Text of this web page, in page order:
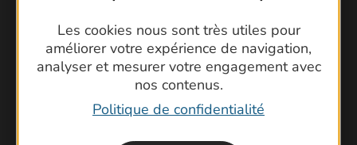
Les cookies nous sont très utiles pour
améliorer votre expérience de navigation,
analyser et mesurer votre engagement avec
nos contenus.
Politique de confidentialité
Latitude Gard